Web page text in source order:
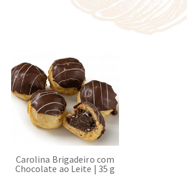
Carolina Brigadeiro com
Chocolate ao Leite | 35 g